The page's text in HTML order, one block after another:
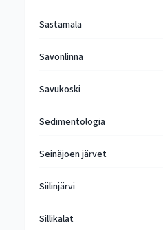
Sastamala
Savonlinna
Savukoski
Sedimentologia
Seinäjoen järvet
Siilinjärvi
Sillikalat